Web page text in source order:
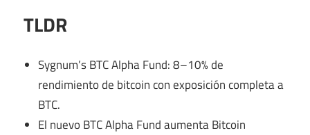
TLDR
Sygnum’s BTC Alpha Fund: 8–10% de
rendimiento de bitcoin con exposición completa a
BTC.
El nuevo BTC Alpha Fund aumenta Bitcoin